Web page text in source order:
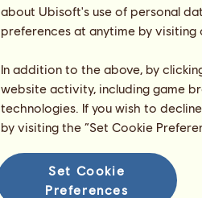
about Ubisoft's use of personal
preferences at anytime by
In addition to the above, by
website activity, including game
technologies. If you wish to
by visiting the “Set Cookie
Set Cookie
Preferences